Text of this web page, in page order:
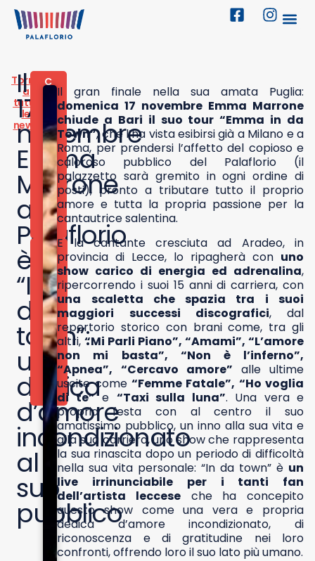
Torna
a
tutte
le
news
Il
17
novembre
Emma
Marrone
al
Palaflorio
è
“In
da
town”:
una
dedica
d’amore
incondizionato
al
suo
pubblico
C
E
R
T
E
V
E
N
T
I
5
N
O
V
E
M
B
R
E
2
4
Il gran finale nella sua amata Puglia:
domenica 17 novembre Emma Marrone
chiude a Bari il suo tour “Emma in da
Town”, che l’ha vista esibirsi già a Milano e a
Roma, per prendersi l’affetto del copioso e
caloroso pubblico del Palaflorio (il
palazzetto sarà gremito in ogni ordine di
posti), pronto a tributare tutto il proprio
amore e tutta la propria passione per la
cantautrice salentina.
E la cantante cresciuta ad Aradeo, in
provincia di Lecce, lo ripagherà con uno
show carico di energia ed adrenalina,
ripercorrendo i suoi 15 anni di carriera, con
una scaletta che spazia tra i suoi
maggiori successi discografici, dal
repertorio storico con brani come, tra gli
altri,“Mi Parli Piano”, “Amami”, “L’amore
non mi basta”, “Non è l’inferno”,
“Apnea”, “Cercavo amore” alle ultime
uscite come “Femme Fatale”, “Ho voglia
di te”e “Taxi sulla luna”. Una vera e
propria festa con al centro il suo
amatissimo pubblico, un inno alla sua vita e
alla sua carriera, uno show che rappresenta
la sua rinascita dopo un periodo di difficoltà
nella sua vita personale: “In da town” è un
live irrinunciabile per i tanti fan
dell’artista lecceseche ha concepito
questo show come una vera e propria
dedica d’amore incondizionato, di
riconoscenza e di gratitudine nei loro
confronti, offrendo loro il suo lato più umano.